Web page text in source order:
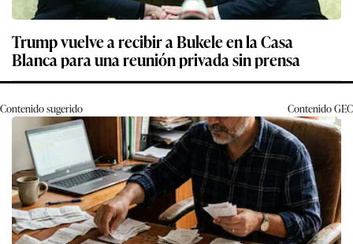
Trump vuelve a recibir a Bukele en la Casa
Blanca para una reunión privada sin prensa
Contenido sugerido ContenidoGEC